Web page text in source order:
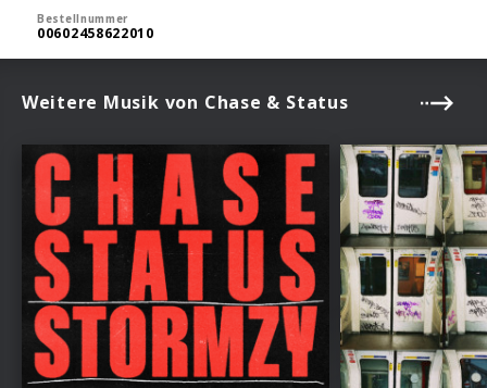
Bestellnummer
00602458622010
Weitere Musik von Chase & Status